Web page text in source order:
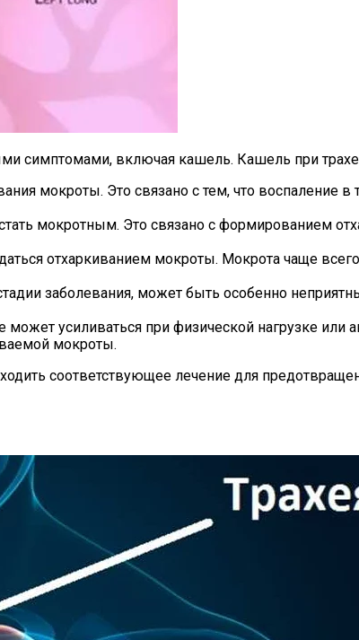
симптомами, включая кашель. Кашель при
мокроты. Это связано с тем, что воспаление
мокротным. Это связано с формированием
отхаркиванием мокроты. Мокрота чаще
заболевания, может быть особенно
усиливаться при физической нагрузке или
мокроты.
соответствующее лечение для